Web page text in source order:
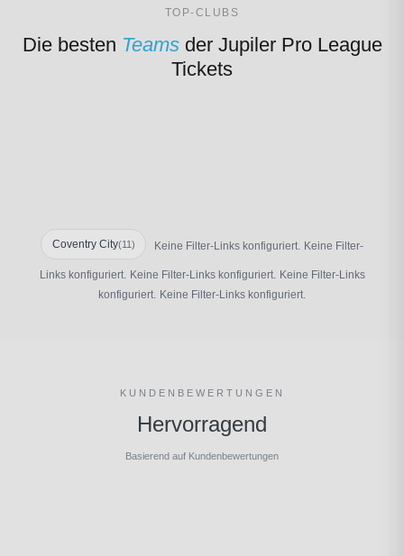
TOP-CLUBS
Die besten Teams der Jupiler Pro League
Tickets
Coventry City(11) Keine Filter-Links konfiguriert. Keine Filter-
Links konfiguriert. Keine Filter-Links konfiguriert. Keine Filter-Links
konfiguriert. Keine Filter-Links konfiguriert.
KUNDENBEWERTUNGEN
Hervorragend
Basierend auf Kundenbewertungen